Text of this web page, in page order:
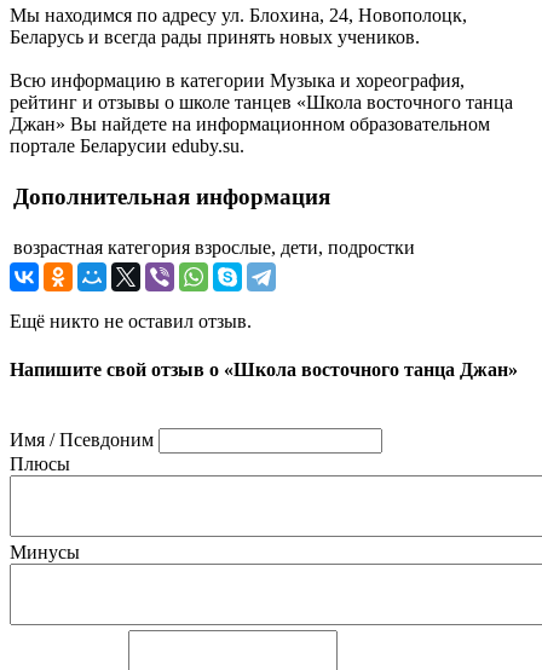
Мы находимся по адресу ул. Блохина, 24, Новополоцк,
Беларусь и всегда рады принять новых учеников.
Всю информацию в категории Музыка и хореография,
рейтинг и отзывы о школе танцев «Школа восточного танца
Джан» Вы найдете на информационном образовательном
портале Беларусии eduby.su.
Дополнительная информация
возрастная категория взрослые, дети, подростки
Ещё никто не оставил отзыв.
Напишите свой отзыв о «Школа восточного танца Джан»
Имя / Псевдоним
Плюсы
Минусы